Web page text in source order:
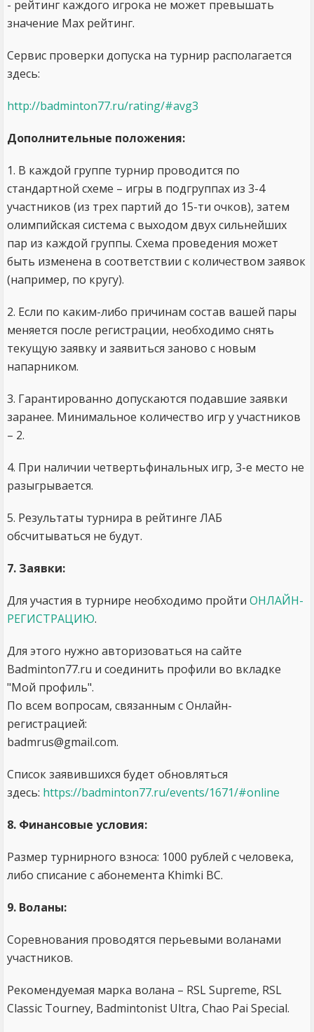
- рейтинг каждого игрока не может превышать
значение Max рейтинг.
Сервис проверки допуска на турнир располагается
здесь:
http://badminton77.ru/rating/#avg3
Дополнительные положения:
1. В каждой группе турнир проводится по
стандартной схеме – игры в подгруппах из 3-4
участников (из трех партий до 15-ти очков), затем
олимпийская система с выходом двух сильнейших
пар из каждой группы. Схема проведения может
быть изменена в соответствии с количеством заявок
(например, по кругу).
2. Если по каким-либо причинам состав вашей пары
меняется после регистрации, необходимо снять
текущую заявку и заявиться заново с новым
напарником.
3. Гарантированно допускаются подавшие заявки
заранее. Минимальное количество игр у участников
– 2.
4. При наличии четвертьфинальных игр, 3-е место не
разыгрывается.
5. Результаты турнира в рейтинге ЛАБ
обсчитываться не будут.
7. Заявки:
Для участия в турнире необходимо пройти ОНЛАЙН-
РЕГИСТРАЦИЮ.
Для этого нужно авторизоваться на сайте
Badminton77.ru и соединить профили во вкладке
"Мой профиль".
По всем вопросам, связанным с Онлайн-
регистрацией:
badmrus@gmail.com.
Список заявившихся будет обновляться
здесь: https://badminton77.ru/events/1671/#online
8. Финансовые условия:
Размер турнирного взноса: 1000 рублей с человека,
либо списание с абонемента Khimki BC.
9. Воланы:
Соревнования проводятся перьевыми воланами
участников.
Рекомендуемая марка волана – RSL Supreme, RSL
Classic Tourney, Badmintonist Ultra, Chao Pai Special.